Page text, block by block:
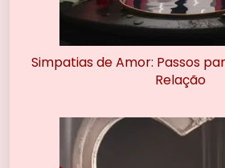
Simpatias de Amor: Passos
Relação